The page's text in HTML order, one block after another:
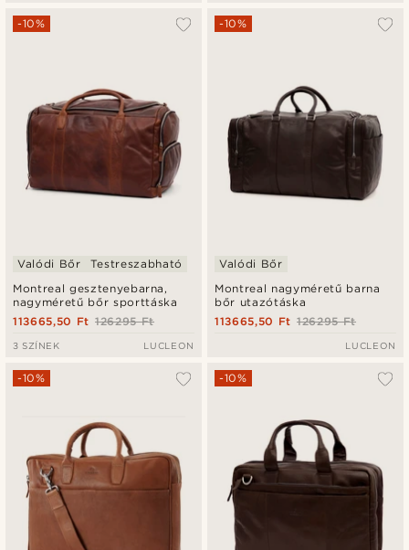
Montreal gesztenyebarna,
nagyméretű bőr sporttáska
-10%
Valódi Bőr Testreszabható
126295 Ft
113665,50 Ft
3 SZÍNEK LUCLEON
Montreal nagyméretű barna
bőr utazótáska
-10%
Valódi Bőr
126295 Ft
113665,50 Ft
LUCLEON
-10% -10%